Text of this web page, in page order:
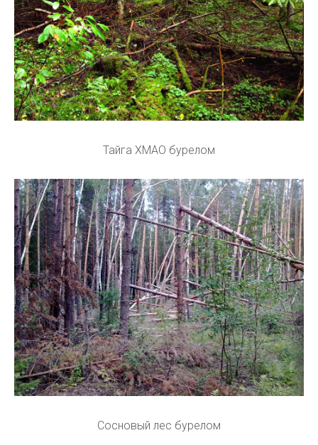
Тайга ХМАО бурелом
Сосновый лес бурелом